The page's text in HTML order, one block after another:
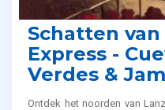
Schatten
Express -
Verdes &
Ontdek het noorden van